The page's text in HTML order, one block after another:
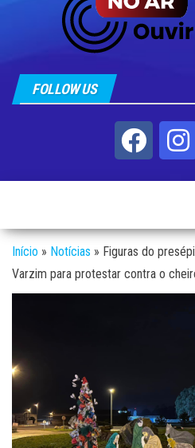
FOLLOW US
Início » Notícias » Figuras do
Varzim para protestar contra o